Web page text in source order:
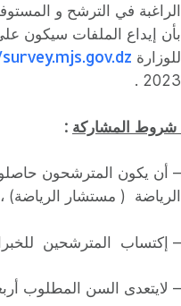
الراغبة في الترشح و
بأن إيداع الملفات سيكون
للوزارة
2023 .
شروط المشاركة :
– أن يكون المترشحون
الرياضة ( مستشار الرياضة) ،
– إكتساب المترشحين
– لايتعدى السن المطلوب أربعون (